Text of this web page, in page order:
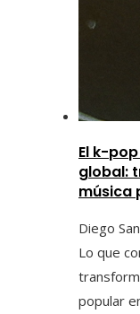
El k-
global:
música
Diego
Lo que
popular